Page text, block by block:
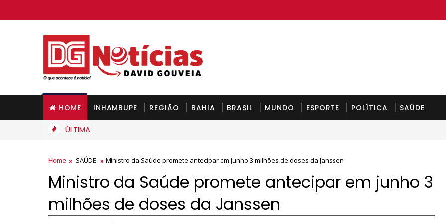
HOME INHAMBUPE REGIÃO BAHIA BRASIL MUNDO ESPORTE POLÍTICA SAÚDE
ÚLTIMA
Home SAÚDE Ministro da Saúde promete antecipar em junho 3 milhões de doses da Janssen
Ministro da Saúde promete antecipar em junho 3
milhões de doses da Janssen